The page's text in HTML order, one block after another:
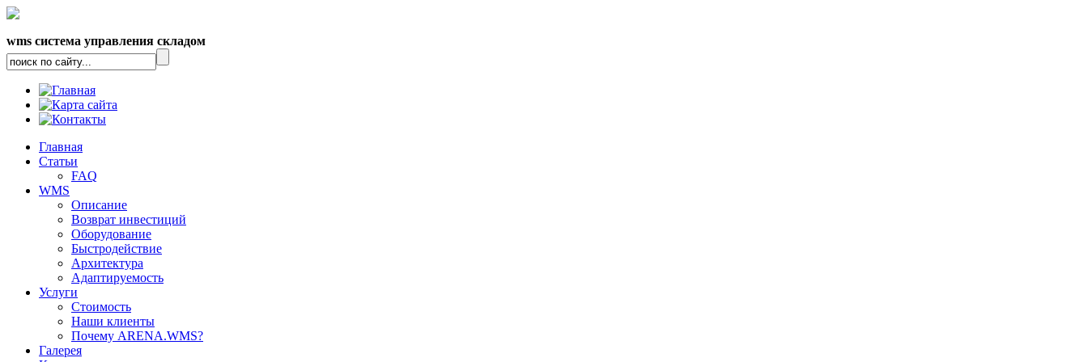
wms система управления складом
Главная
Статьи
FAQ
WMS
Описание
Возврат инвестиций
Оборудование
Быстродействие
Архитектура
Адаптируемость
Услуги
Стоимость
Наши клиенты
Почему ARENA.WMS?
Галерея